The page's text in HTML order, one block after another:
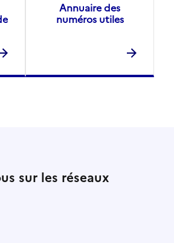
Annuaire des
numéros utiles
sur les réseaux